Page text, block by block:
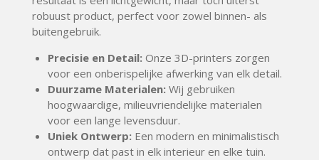
robuust product, perfect voor zowel binnen- als
buitengebruik.
Precisie en Detail: Onze 3D-printers zorgen
voor een onberispelijke afwerking van elk detail.
Duurzame Materialen: Wij gebruiken
hoogwaardige, milieuvriendelijke materialen
voor een lange levensduur.
Uniek Ontwerp: Een modern en minimalistisch
ontwerp dat past in elk interieur en elke tuin.